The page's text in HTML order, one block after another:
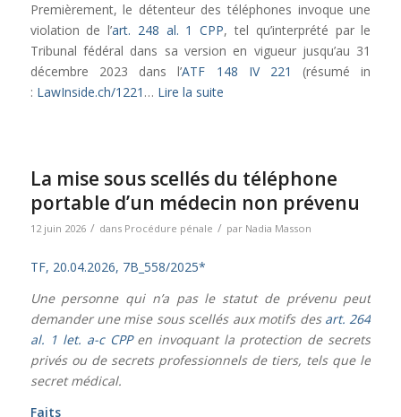
Premièrement, le détenteur des téléphones invoque une
violation de l’art. 248 al. 1 CPP, tel qu’interprété par le
Tribunal fédéral dans sa version en vigueur jusqu’au 31
décembre 2023 dans l’ATF 148 IV 221
(résumé in
: LawInside.ch/1221 … Lire la suite
La mise sous scellés du téléphone
portable d’un médecin non prévenu
12 juin 2026 / dans Procédure pénale / par Nadia Masson
TF, 20.04.2026, 7B_558/2025*
Une personne qui n’a pas le statut de prévenu peut
demander une mise sous scellés aux motifs des art. 264
al. 1 let. a-c CPPen invoquant la protection de secrets
privés ou de secrets professionnels de tiers, tels que le
secret médical.
Faits